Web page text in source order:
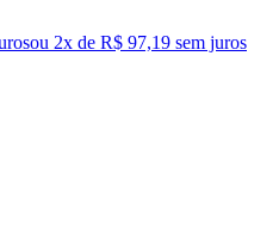
ou 2x de R$ 97,19 sem juros